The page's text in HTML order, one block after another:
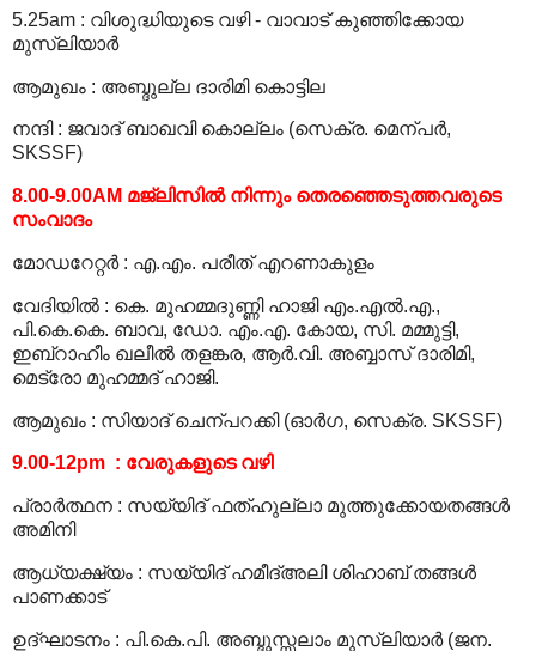
5.25am : വിശുദ്ധിയുടെ വഴി - വാവാട് കുഞ്ഞിക്കോയ
മുസ്‍ലിയാര്‍
ആമുഖം : അബ്ദുല്ല ദാരിമി കൊട്ടില
നന്ദി : ജവാദ് ബാഖവി കൊല്ലം (സെക്ര. മെന്പര്‍,
SKSSF)
8.00-9.00AM മജ്‍ലിസില്‍ നിന്നും തെരഞ്ഞെടുത്തവരുടെ
സംവാദം
മോഡറേറ്റര്‍ : എ.എം. പരീത് എറണാകുളം
വേദിയില്‍ : കെ. മുഹമ്മദുണ്ണി ഹാജി എം.എല്‍.എ.,
പി.കെ.കെ. ബാവ, ഡോ. എം.എ. കോയ, സി. മമ്മുട്ടി,
ഇബ്റാഹീം ഖലീല്‍ തളങ്കര, ആര്‍.വി. അബ്ബാസ് ദാരിമി,
മെട്രോ മുഹമ്മദ് ഹാജി.
ആമുഖം : സിയാദ് ചെന്പറക്കി (ഓര്‍ഗ, സെക്ര. SKSSF)
9.00-12pm : വേരുകളുടെ വഴി
പ്രാര്‍ത്ഥന : സയ്യിദ് ഫത്ഹുല്ലാ മുത്തുക്കോയതങ്ങള്‍
അമിനി
ആധ്യക്ഷ്യം : സയ്യിദ് ഹമീദ്അലി ശിഹാബ് തങ്ങള്‍
പാണക്കാട്
ഉദ്ഘാടനം : പി.കെ.പി. അബ്ദുസ്സലാം മുസ്‍ലിയാര്‍ (ജന.